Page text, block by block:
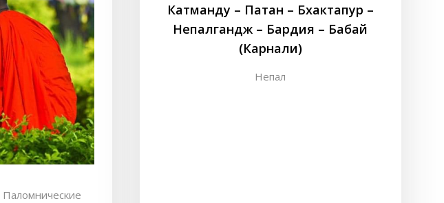
Паломнические
Катманду – Патан – Бхактапур –
Непалгандж – Бардия – Бабай
(Карнали)
Непал